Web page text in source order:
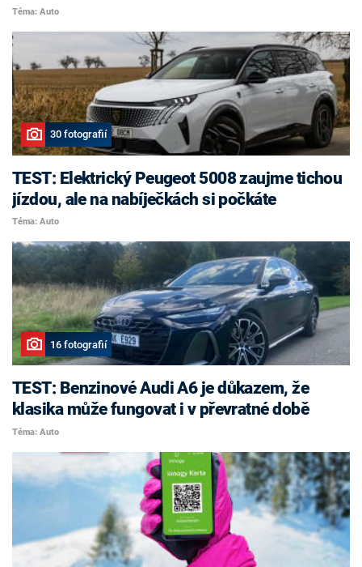
Téma: Auto
30 fotografií
TEST: Elektrický Peugeot 5008 zaujme tichou
jízdou, ale na nabíječkách si počkáte
Téma: Auto
16 fotografií
TEST: Benzinové Audi A6 je důkazem, že
klasika může fungovat i v převratné době
Téma: Auto